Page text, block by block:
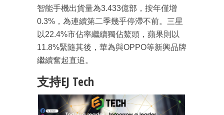
智能手機出貨量為3.433億部，按年僅增
0.3%，為連續第二季幾乎停滯不前。三星
以22.4%市佔率繼續獨佔鰲頭，蘋果則以
11.8%緊隨其後，華為與OPPO等新興品牌
繼續奮起直追。
支持EJ Tech
成為 EJ Tech 會員
最新資訊（附創業懶人包）